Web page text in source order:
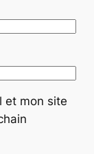
et mon site